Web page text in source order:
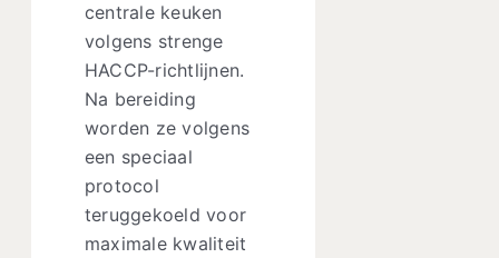
centrale keuken
volgens strenge
HACCP-richtlijnen.
Na bereiding
worden ze volgens
een speciaal
protocol
teruggekoeld voor
maximale kwaliteit